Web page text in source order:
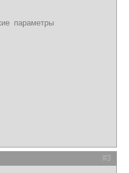
параметры
#3